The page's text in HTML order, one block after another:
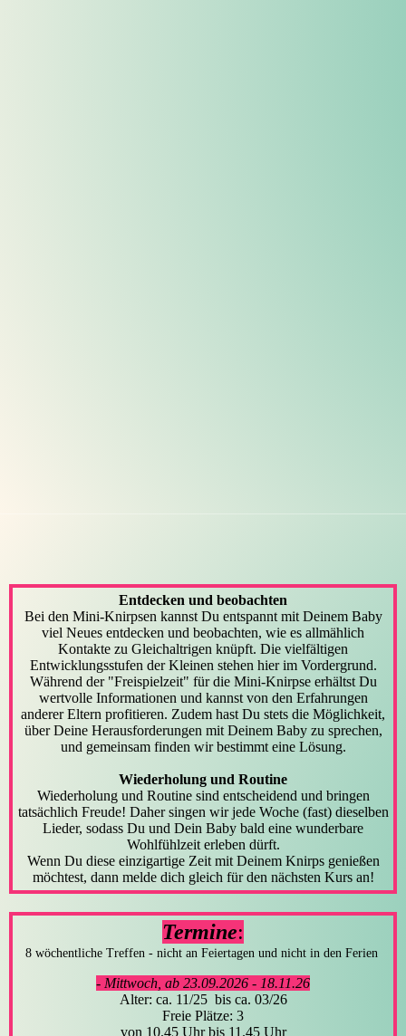
Entdecken und beobachten
Bei den Mini-Knirpsen kannst Du entspannt mit Deinem Baby
viel Neues entdecken und beobachten, wie es allmählich
Kontakte zu Gleichaltrigen knüpft. Die vielfältigen
Entwicklungsstufen der Kleinen stehen hier im Vordergrund.
Während der "Freispielzeit" für die Mini-Knirpse erhältst Du
wertvolle Informationen und kannst von den Erfahrungen
anderer Eltern profitieren. Zudem hast Du stets die Möglichkeit,
über Deine Herausforderungen mit Deinem Baby zu sprechen,
und gemeinsam finden wir bestimmt eine Lösung.
Wiederholung und Routine
Wiederholung und Routine sind entscheidend und bringen
tatsächlich Freude! Daher singen wir jede Woche (fast) dieselben
Lieder, sodass Du und Dein Baby bald eine wunderbare
Wohlfühlzeit erleben dürft.
Wenn Du diese einzigartige Zeit mit Deinem Knirps genießen
möchtest, dann melde dich gleich für den nächsten Kurs an!
Termine:
8 wöchentliche Treffen - nicht an Feiertagen und nicht in den Ferien
- Mittwoch, ab 23.09.2026 - 18.11.26
Alter: ca. 11/25 bis ca. 03/26
Freie Plätze: 3
von 10.45 Uhr bis 11.45 Uhr